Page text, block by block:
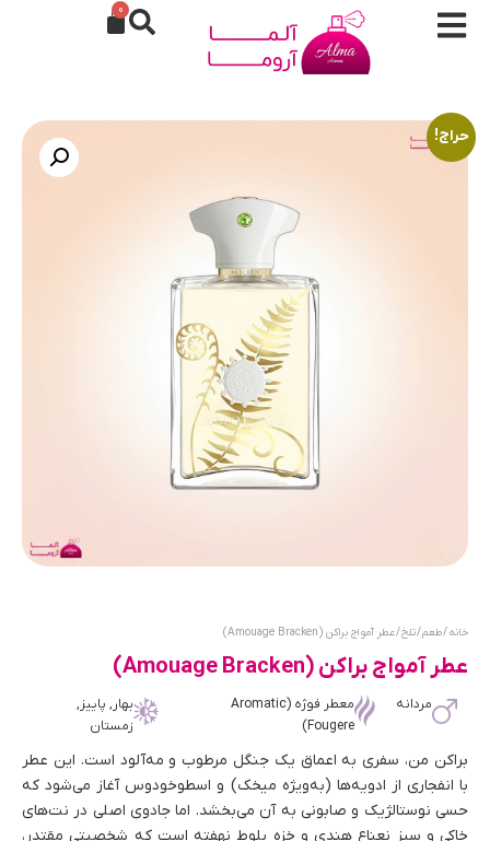
0
حراج!
خانه/طعم/تلخ/ عطر آمواج براکن (Amouage Bracken)
عطر آمواج براکن (Amouage Bracken)
مردانه
معطر فوژه (Aromatic
Fougere)
بهار, پاییز,
زمستان
براکن من، سفری به اعماق یک جنگل مرطوب و مه‌آلود است. این عطر
با انفجاری از ادویه‌ها (به‌ویژه میخک) و اسطوخودوس آغاز می‌شود که
حسی نوستالژیک و صابونی به آن می‌بخشد. اما جادوی اصلی در نت‌های
خاکی و سبزِ نعناع هندی و خزه بلوط نهفته است که شخصیتی مقتدر،